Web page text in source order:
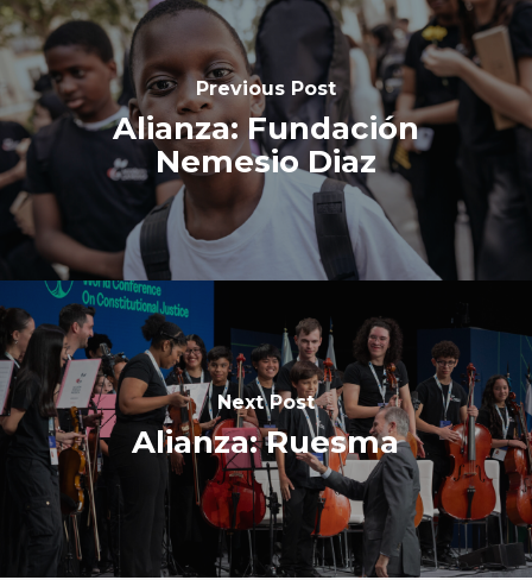
Previous Post
Alianza: Fundación
Nemesio Diaz
Next Post
Alianza: Ruesma